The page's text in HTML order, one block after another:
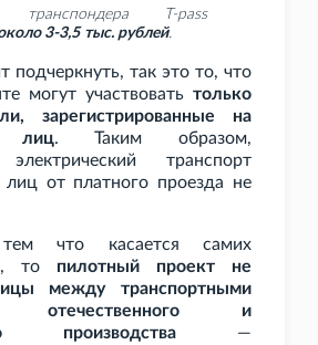
транспондера T-pass
3-3,5 тыс. рублей.
подчеркнуть, так это то, что
могут участвовать только
зарегистрированные на
лиц. Таким образом,
электрический транспорт
лиц от платного проезда не
что касается самих
то пилотный проект не
между транспортными
отечественного и
производства —